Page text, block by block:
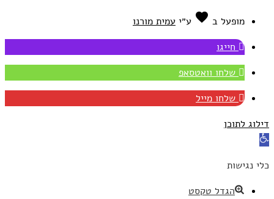
מופעל ב favorite אהבה
ע״י עמית מורנו
חייגו
שלחו וואטסאפ
שלחו מייל
דילוג לתוכן
פתח
נגישות
כלי נגישות
הגדל טקסט